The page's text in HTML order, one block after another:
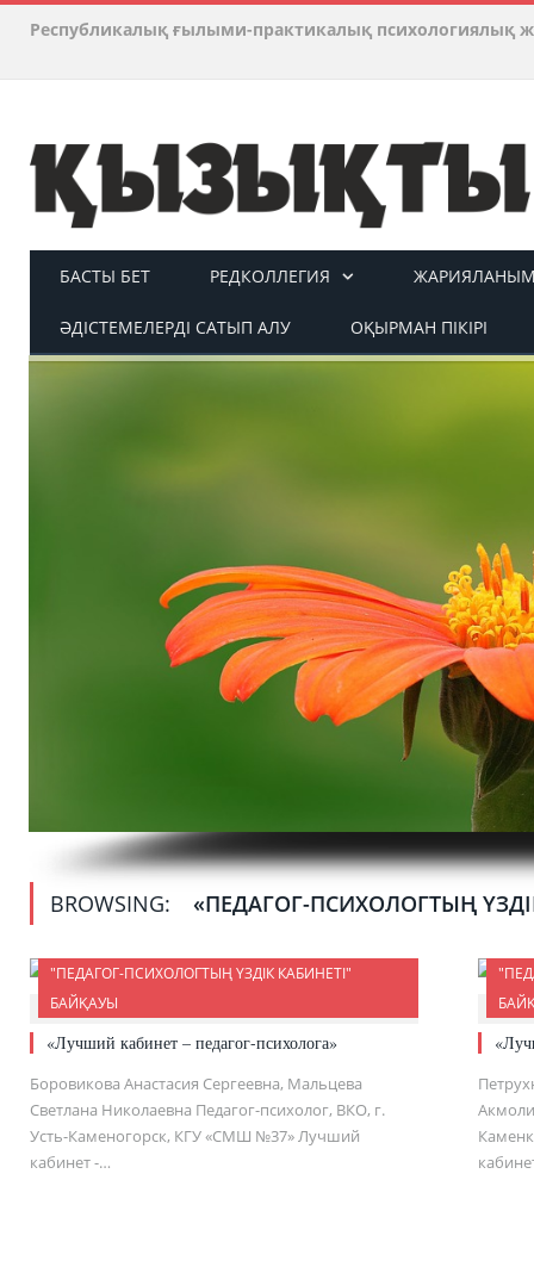
Республикалық ғылыми-практикалық психологиялық
БАСТЫ БЕТ РЕДКОЛЛЕГИЯ ЖАРИЯЛАНЫМ
ӘДІСТЕМЕЛЕРДІ САТЫП АЛУ ОҚЫРМАН ПІКІРІ
BROWSING: «ПЕДАГОГ-ПСИХОЛОГТЫҢ
"ПЕДАГОГ-ПСИХОЛОГТЫҢ ҮЗДІК КАБИНЕТІ"
БАЙҚАУЫ
«Лучший кабинет – педагог-психолога»
Боровикова Анастасия Сергеевна, Мальцева
Светлана Николаевна Педагог-психолог, ВКО, г.
Усть-Каменогорск, КГУ «СМШ №37» Лучший
кабинет -…